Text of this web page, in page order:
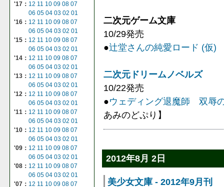
'17： 12 11 10 09 08 07
06 05 04 03 02 01
'16： 12 11 10 09 08 07
06 05 04 03 02 01
'15： 12 11 10 09 08 07
06 05 04 03 02 01
'14： 12 11 10 09 08 07
06 05 04 03 02 01
'13： 12 11 10 09 08 07
06 05 04 03 02 01
'12： 12 11 10 09 08 07
06 05 04 03 02 01
'11： 12 11 10 09 08 07
06 05 04 03 02 01
'10： 12 11 10 09 08 07
06 05 04 03 02 01
'09： 12 11 10 09 08 07
06 05 04 03 02 01
'08： 12 11 10 09 08 07
06 05 04 03 02 01
'07： 12 11 10 09 08 07
二次元ゲーム文庫
10/29発売
●辻堂さんの純愛ロード (仮)
二次元ドリームノベルズ
10/22発売
●ウェディング退魔師 双辱
あみのどぷり】
2012年8月 2日
美少女文庫 - 2012年9月刊